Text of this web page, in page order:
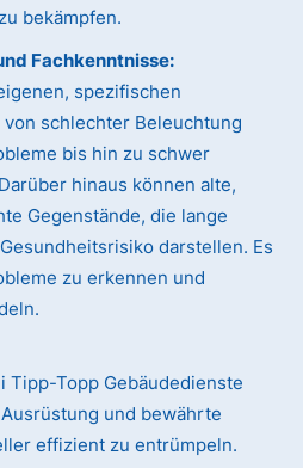
bekämpfen.
Fachkenntnisse:
spezifischen
schlechter Beleuchtung
bis hin zu schwer
hinaus können alte,
Gegenstände, die lange
darstellen. Es
zu erkennen und
Tipp-Topp Gebäudedienste
und bewährte
effizient zu entrümpeln.